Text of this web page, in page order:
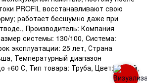
PROFiL восстанавливают свою
работает бесшумно даже при
Производитель: Компания
системы: 130/100, Система:
эксплуатации: 25 лет, Страна
Температурный диапазон
+60 С, Тип товара: Труба, Цвет: Белый,